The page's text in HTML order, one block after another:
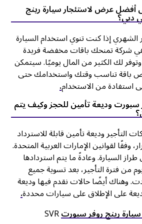
أفضل عرض لاستئجار سيارة رينج
دبي؟
الشهري إذا كنت تنوي استخدام السيارة
هي شركة تمنحك باقات مخفضة فريدة
لك الكثير من المال يوميًا. سيتمكن
باقة تناسب وقتك واستخدامك حتى
من الاستخدام.
وديعة تأمين للحجز وكيف يتم
التأجير وديعة تأمين قابلة للاسترداد
وفقًا لقوانين الإمارات العربية المتحدة.
السيارة. وعادةً ما يتم استردادها
غضون 15 إلى 25 يوم من فترة التأجير، بعد تسوية جميع
وهناك أيضًا حالات نقدم فيها وديعة
على الإطلاق على سيارات محددة.
رينج روفر سبورتSVR